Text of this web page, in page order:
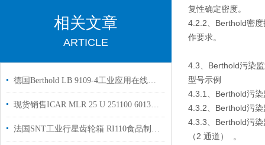
相关文章
ARTICLE
德国Berthold LB 9109-4工业应用在线浓度测量原厂供货
现货销售ICAR MLR 25 U 251100 60138/I-MK
法国SNT工业行星齿轮箱 RI110食品制造行业使用
复性确定密度。
4.2.2、Berthold密
作要求。
4.3、Berthold污染
型号示例
4.3.1、Berthold污
4.3.2、Berthold污
4.3.3、Berthold污
（2 通道） 。